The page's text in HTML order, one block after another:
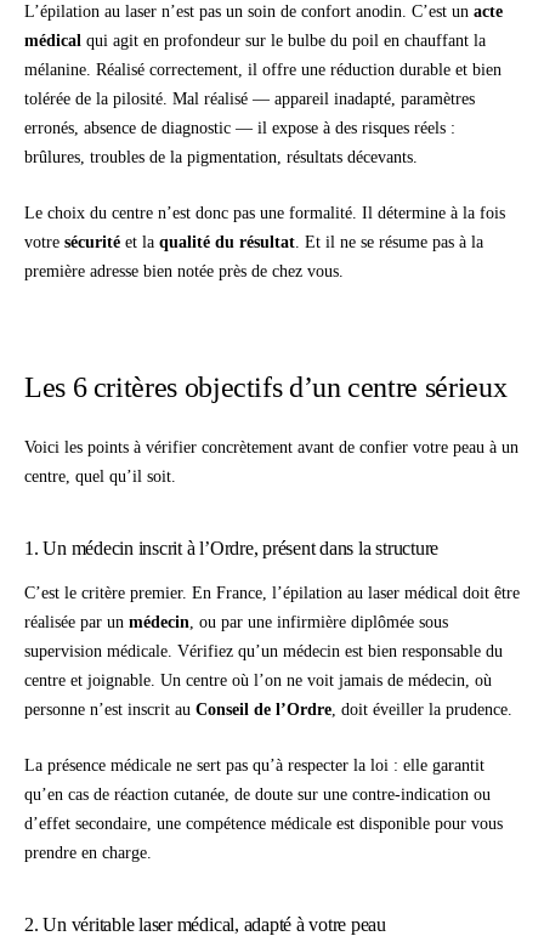
L’épilation au laser n’est pas un soin de confort anodin. C’est un acte
médical qui agit en profondeur sur le bulbe du poil en chauffant la
mélanine. Réalisé correctement, il offre une réduction durable et bien
tolérée de la pilosité. Mal réalisé — appareil inadapté, paramètres
erronés, absence de diagnostic — il expose à des risques réels :
brûlures, troubles de la pigmentation, résultats décevants.
Le choix du centre n’est donc pas une formalité. Il détermine à la fois
votre sécurité et la qualité du résultat . Et il ne se résume pas à la
première adresse bien notée près de chez vous.
Les 6 critères objectifs d’un centre sérieux
Voici les points à vérifier concrètement avant de confier votre peau à un
centre, quel qu’il soit.
1. Un médecin inscrit à l’Ordre, présent dans la structure
C’est le critère premier. En France, l’épilation au laser médical doit être
réalisée par un médecin , ou par une infirmière diplômée sous
supervision médicale. Vérifiez qu’un médecin est bien responsable du
centre et joignable. Un centre où l’on ne voit jamais de médecin, où
personne n’est inscrit au Conseil de l’Ordre , doit éveiller la prudence.
La présence médicale ne sert pas qu’à respecter la loi : elle garantit
qu’en cas de réaction cutanée, de doute sur une contre-indication ou
d’effet secondaire, une compétence médicale est disponible pour vous
prendre en charge.
2. Un véritable laser médical, adapté à votre peau